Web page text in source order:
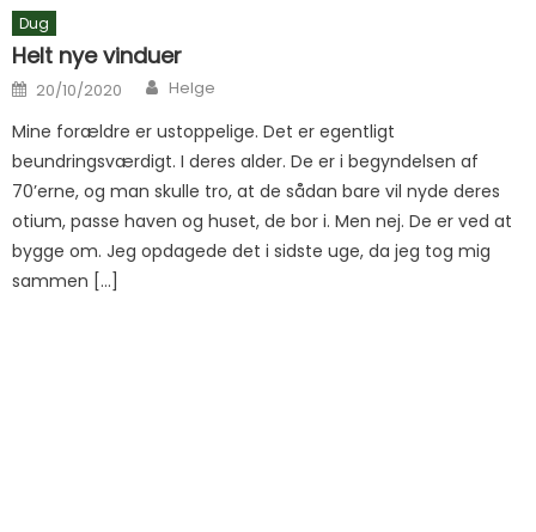
Dug
Helt nye vinduer
Posted on
20/10/2020 Author
Helge
Mine forældre er ustoppelige. Det er egentligt
beundringsværdigt. I deres alder. De er i begyndelsen af
70’erne, og man skulle tro, at de sådan bare vil nyde deres
otium, passe haven og huset, de bor i. Men nej. De er ved at
bygge om. Jeg opdagede det i sidste uge, da jeg tog mig
sammen […]